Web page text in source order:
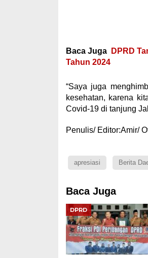
Baca Juga
DPRD
Tahun 2024
“Saya juga
kesehatan, karena
Covid-19 di tanjung
Penulis/ Editor:Amir/
apresiasi Berita
Baca Juga
DPRD